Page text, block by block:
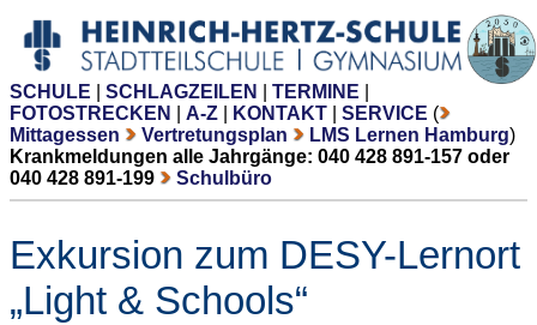
SCHULE SCHLAGZEILEN TERMINE
FOTOSTRECKEN
A-Z KONTAKT SERVICE (
Mittagessen
Vertretungsplan LMS Lernen Hamburg)
Krankmeldungen alle Jahrgänge: 040 428 891-157 oder
040 428 891-199
Schulbüro
Exkursion zum DESY-Lernort
„Light & Schools“